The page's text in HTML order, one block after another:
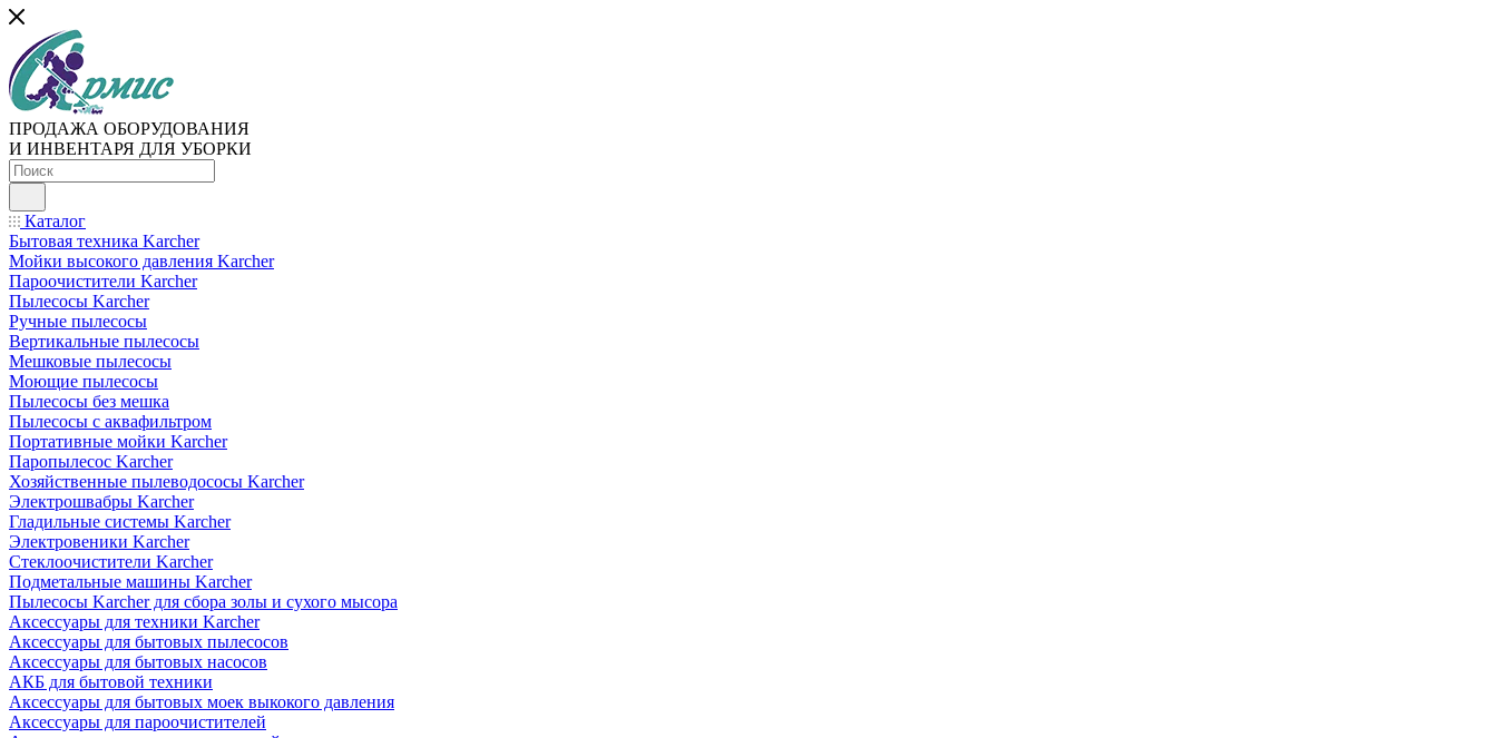
ПРОДАЖА ОБОРУДОВАНИЯ
И ИНВЕНТАРЯ ДЛЯ УБОРКИ
Каталог
Бытовая техника Karcher
Мойки высокого давления Karcher
Пароочистители Karcher
Пылесосы Karcher
Ручные пылесосы
Вертикальные пылесосы
Мешковые пылесосы
Моющие пылесосы
Пылесосы без мешка
Пылесосы с аквафильтром
Портативные мойки Karcher
Паропылесос Karcher
Хозяйственные пылеводососы Karcher
Электрошвабры Karcher
Гладильные системы Karcher
Электровеники Karcher
Стеклоочистители Karcher
Подметальные машины Karcher
Пылесосы Karcher для сбора золы и сухого мысора
Аксессуары для техники Karcher
Аксессуары для бытовых пылесосов
Аксессуары для бытовых насосов
АКБ для бытовой техники
Аксессуары для бытовых моек выкокого давления
Аксессуары для пароочистителей